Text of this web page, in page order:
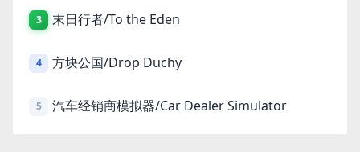
3 末日行者/To the Eden
4 方块公国/Drop Duchy
5 汽车经销商模拟器/Car Dealer Simulator